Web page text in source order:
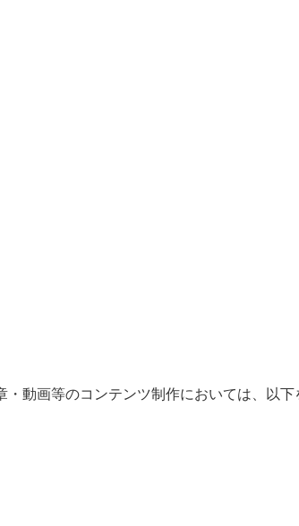
動画等のコンテンツ制作においては、以